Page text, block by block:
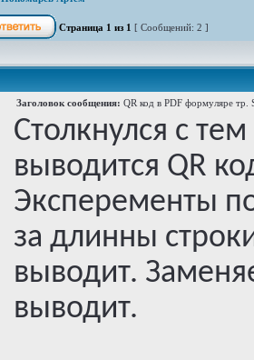
Страница 1 из 1 [ Сообщений: 2 ]
Заголовок сообщения: QR код в PDF формуляре тр.
Столкнулся с
выводится QR
Эксперементы
за длинны
выводит.
выводит.